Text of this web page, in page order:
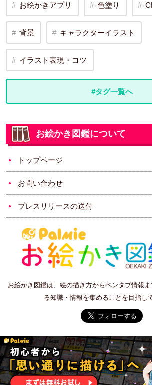
お絵かきアプリ 色塗り
背景 キャラクターイラスト
イラスト表現・コツ
#タグ一覧へ
お絵かき図鑑について
トップページ
お問い合わせ
プレスリリースの送付
お絵かき図鑑は、絵の描き方からペンタブ情報
る知識・情報を集めることを目指し